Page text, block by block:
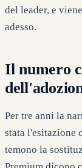
del leader, e
adesso.
Il numero
Per tre anni la
stata l'esitazione
temono la